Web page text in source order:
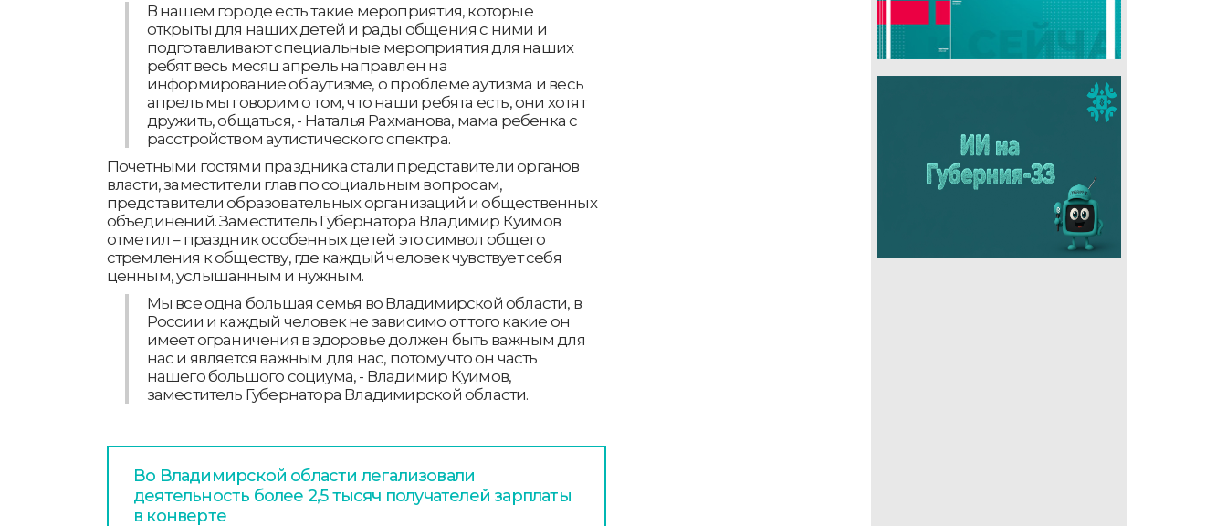
В нашем городе есть такие мероприятия, которые
открыты для наших детей и рады общения с ними и
подготавливают специальные мероприятия для наших
ребят весь месяц апрель направлен на
информирование об аутизме, о проблеме аутизма и весь
апрель мы говорим о том, что наши ребята есть, они хотят
дружить, общаться, - Наталья Рахманова, мама ребенка с
расстройством аутистического спектра.
Почетными гостями праздника стали представители органов
власти, заместители глав по социальным вопросам,
представители образовательных организаций и общественных
объединений. Заместитель Губернатора Владимир Куимов
отметил – праздник особенных детей это символ общего
стремления к обществу, где каждый человек чувствует себя
ценным, услышанным и нужным.
Мы все одна большая семья во Владимирской области, в
России и каждый человек не зависимо от того какие он
имеет ограничения в здоровье должен быть важным для
нас и является важным для нас, потому что он часть
нашего большого социума, - Владимир Куимов,
заместитель Губернатора Владимирской области.
Во Владимирской области легализовали
деятельность более 2,5 тысяч получателей зарплаты
в конверте